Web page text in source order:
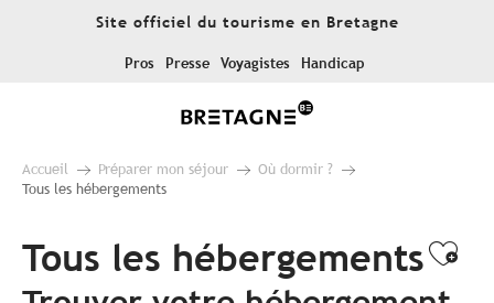
Site officiel du tourisme en Bretagne
Pros Presse Voyagistes Handicap
Accueil Préparer mon séjour
Où dormir ?
Tous les hébergements
Tous les hébergements